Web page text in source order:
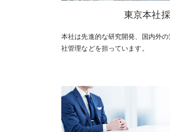
東京本社
本社は先進的な研究開発、国内外
社管理などを担っています。